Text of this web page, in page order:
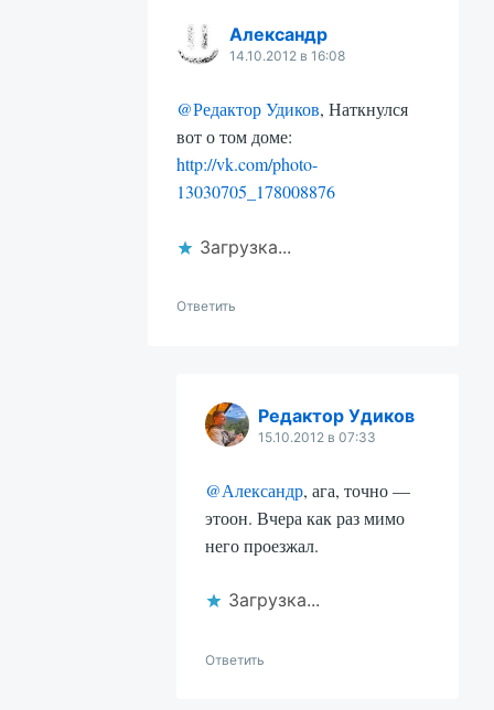
Александр
14.10.2012 в 16:08
@Редактор Удиков, Наткнулся
вот о том доме:
http://vk.com/photo-
13030705_178008876
Загрузка...
Ответить
Редактор Удиков
15.10.2012 в 07:33
@Александр, ага, точно —
этоон. Вчера как раз мимо
него проезжал.
Загрузка...
Ответить